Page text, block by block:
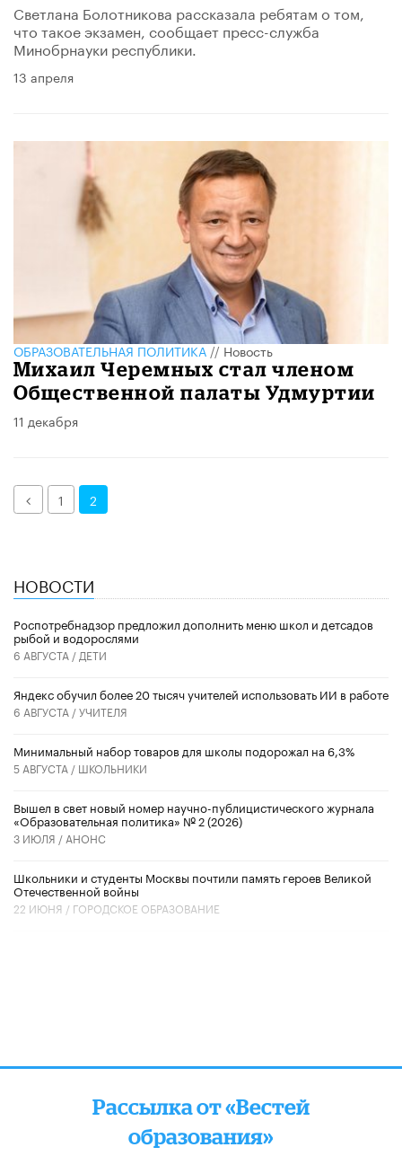
Светлана Болотникова рассказала ребятам о том,
что такое экзамен, сообщает пресс-служба
Минобрнауки республики.
13 апреля
ОБРАЗОВАТЕЛЬНАЯ ПОЛИТИКА//Новость
Михаил Черемных стал членом
Общественной палаты Удмуртии
11 декабря
Назад1 2
НОВОСТИ
Роспотребнадзор предложил дополнить меню школ и детсадов
рыбой и водорослями
6 АВГУСТА / ДЕТИ
​Яндекс обучил более 20 тысяч учителей использовать ИИ в работе
6 АВГУСТА /УЧИТЕЛЯ
Минимальный набор товаров для школы подорожал на 6,3%
5 АВГУСТА / ШКОЛЬНИКИ
Вышел в свет новый номер научно-публицистического журнала
«Образовательная политика» № 2 (2026)
3 ИЮЛЯ / АНОНС
Школьники и студенты Москвы почтили память героев Великой
Отечественной войны
22 ИЮНЯ / ГОРОДСКОЕ ОБРАЗОВАНИЕ
Рассылка от «Вестей
образования»